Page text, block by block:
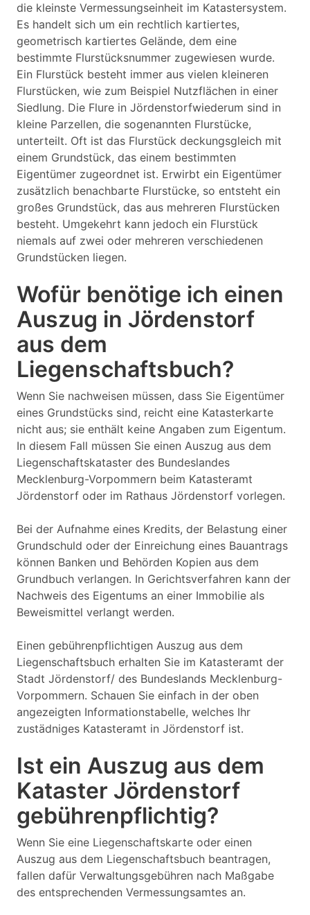
die kleinste Vermessungseinheit im Katastersystem.
Es handelt sich um ein rechtlich kartiertes,
geometrisch kartiertes Gelände, dem eine
bestimmte Flurstücksnummer zugewiesen wurde.
Ein Flurstück besteht immer aus vielen kleineren
Flurstücken, wie zum Beispiel Nutzflächen in einer
Siedlung. Die Flure in Jördenstorfwiederum sind in
kleine Parzellen, die sogenannten Flurstücke,
unterteilt. Oft ist das Flurstück deckungsgleich mit
einem Grundstück, das einem bestimmten
Eigentümer zugeordnet ist. Erwirbt ein Eigentümer
zusätzlich benachbarte Flurstücke, so entsteht ein
großes Grundstück, das aus mehreren Flurstücken
besteht. Umgekehrt kann jedoch ein Flurstück
niemals auf zwei oder mehreren verschiedenen
Grundstücken liegen.
Wofür benötige ich einen
Auszug in Jördenstorf
aus dem
Liegenschaftsbuch?
Wenn Sie nachweisen müssen, dass Sie Eigentümer
eines Grundstücks sind, reicht eine Katasterkarte
nicht aus; sie enthält keine Angaben zum Eigentum.
In diesem Fall müssen Sie einen Auszug aus dem
Liegenschaftskataster des Bundeslandes
Mecklenburg-Vorpommern beim Katasteramt
Jördenstorf oder im Rathaus Jördenstorf vorlegen.
Bei der Aufnahme eines Kredits, der Belastung einer
Grundschuld oder der Einreichung eines Bauantrags
können Banken und Behörden Kopien aus dem
Grundbuch verlangen. In Gerichtsverfahren kann der
Nachweis des Eigentums an einer Immobilie als
Beweismittel verlangt werden.
Einen gebührenpflichtigen Auszug aus dem
Liegenschaftsbuch erhalten Sie im Katasteramt der
Stadt Jördenstorf/ des Bundeslands Mecklenburg-
Vorpommern. Schauen Sie einfach in der oben
angezeigten Informationstabelle, welches Ihr
zustädniges Katasteramt in Jördenstorf ist.
Ist ein Auszug aus dem
Kataster Jördenstorf
gebührenpflichtig?
Wenn Sie eine Liegenschaftskarte oder einen
Auszug aus dem Liegenschaftsbuch beantragen,
fallen dafür Verwaltungsgebühren nach Maßgabe
des entsprechenden Vermessungsamtes an.